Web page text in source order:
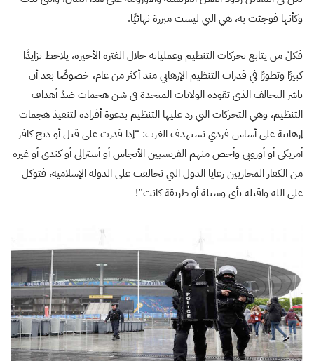
وكأنها فوجئت به، هي التي ليست مبررة نهائيًا.
فكلّ من يتابع تحركات التنظيم وعملياته خلال الفترة الأخيرة، يلاحظ تزايدًا
كبيرًا وتطورًا في قدرات التنظيم الإرهابي منذ أكثر من عام، خصوصًا بعد أن
باشر التحالف الذي تقوده الولايات المتحدة في شن هجمات ضدّ أهداف
التنظيم، وهي التحركات التي رد عليها التنظيم بدعوة أفراده لتنفيذ هجمات
إرهابية على أساس فردي تستهدف الغرب: “إذا قدرت على قتل أو ذبح كافر
أمريكي أو أوروبي وأخص منهم الفرنسيين الأنجاس أو أسترالي أو كندي أو غيره
من الكفار المحاربين رعايا الدول التي تحالفت على الدولة الإسلامية، فتوكل
على الله واقتله بأي وسيلة أو طريقة كانت”!